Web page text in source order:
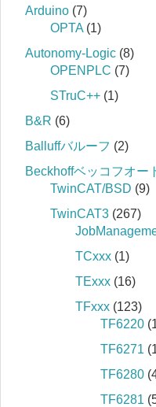
Arduino (7)
OPTA (1)
Autonomy-Logic (8)
OPENPLC (7)
STruC++ (1)
B&R (6)
Balluffバルーフ (2)
Beckhoffベッコフオー
TwinCAT/BSD (9)
TwinCAT3 (267)
TCxxx (1)
TExxx (16)
TFxxx (123)
TF6220
TF6271
TF6280
TF6281